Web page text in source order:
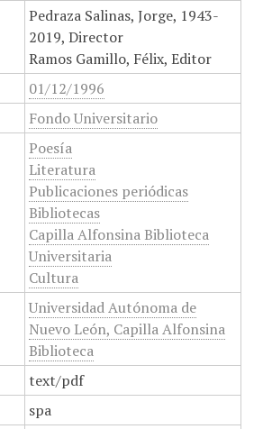
Pedraza Salinas, Jorge, 1943-
2019, Director
Ramos Gamillo, Félix, Editor
01/12/1996
Fondo Universitario
Poesía
Literatura
Publicaciones periódicas
Bibliotecas
Capilla Alfonsina Biblioteca
Universitaria
Cultura
Universidad Autónoma de
Nuevo León, Capilla Alfonsina
Biblioteca
text/pdf
spa